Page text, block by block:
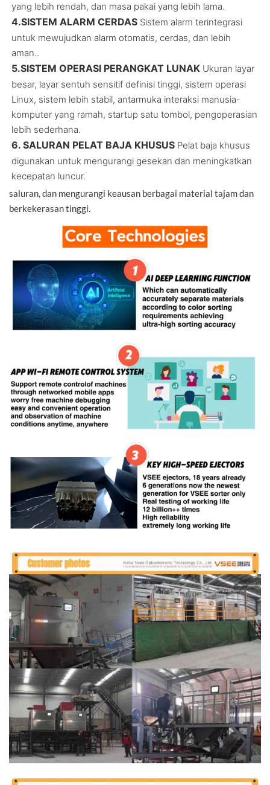
yang lebih rendah, dan masa pakai yang lebih lama.
4.SISTEM ALARM CERDAS Sistem alarm terintegrasi
untuk mewujudkan alarm otomatis, cerdas, dan lebih
aman..
5.SISTEM OPERASI PERANGKAT LUNAK Ukuran layar
besar, layar sentuh sensitif definisi tinggi, sistem operasi
Linux, sistem lebih stabil, antarmuka interaksi manusia-
komputer yang ramah, startup satu tombol, pengoperasian
lebih sederhana.
6. SALURAN PELAT BAJA KHUSUS Pelat baja khusus
digunakan untuk mengurangi gesekan dan meningkatkan
kecepatan luncur.
saluran, dan mengurangi keausan berbagai material tajam dan
berkekerasan tinggi.